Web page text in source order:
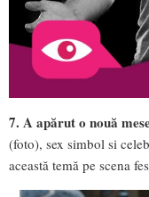
7. A apărut o nouă
(foto), sex simbol si
această temă pe scena